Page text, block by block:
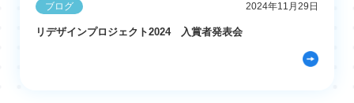
ブログ 2024年11月29日
リデザインプロジェクト2024 入賞者発表会